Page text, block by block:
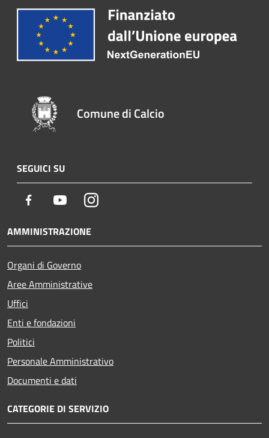
Comune di Calcio
SEGUICI SU
Facebook YoutubeInstagram
AMMINISTRAZIONE
Organi di Governo
Aree Amministrative
Uffici
Enti e fondazioni
Politici
Personale Amministrativo
Documenti e dati
CATEGORIE DI SERVIZIO